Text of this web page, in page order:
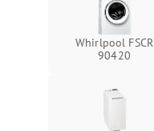
Whirlpool FSCR
90420